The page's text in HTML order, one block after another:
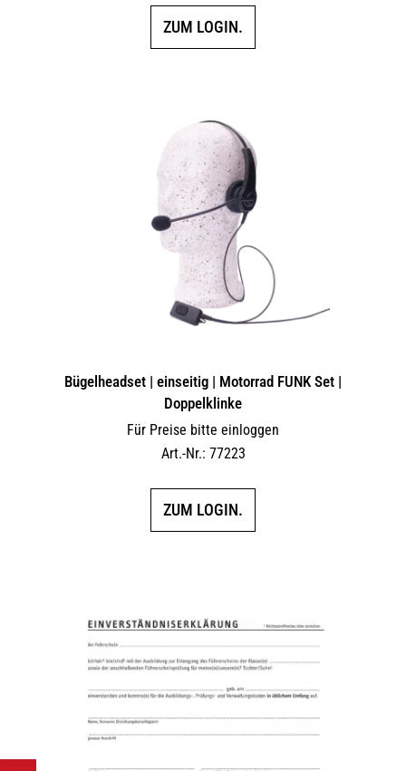
ZUM LOGIN.
Bügelheadset | einseitig | Motorrad FUNK Set |
Doppelklinke
Für Preise bitte einloggen
Art.-Nr.: 77223
ZUM LOGIN.